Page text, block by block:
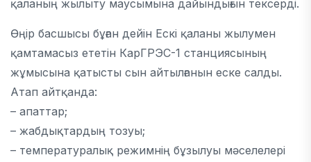
қаланың жылыту маусымына дайындығын тексерді.
Өңір басшысы бұған дейін Ескі қаланы жылумен
қамтамасыз ететін КарГРЭС-1 станциясының
жұмысына қатысты сын айтылғанын еске салды.
Атап айтқанда:
– апаттар;
– жабдықтардың тозуы;
– температуралық режимнің бұзылуы мәселелері